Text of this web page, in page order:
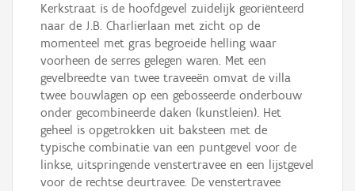
Kerkstraat is de hoofdgevel zuidelijk georiënteerd
naar de J.B. Charlierlaan met zicht op de
momenteel met gras begroeide helling waar
voorheen de serres gelegen waren. Met een
gevelbreedte van twee traveeën omvat de villa
twee bouwlagen op een gebosseerde onderbouw
onder gecombineerde daken (kunstleien). Het
geheel is opgetrokken uit baksteen met de
typische combinatie van een puntgevel voor de
linkse, uitspringende venstertravee en een lijstgevel
voor de rechtse deurtravee. De venstertravee